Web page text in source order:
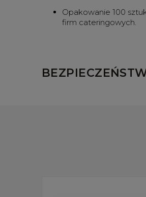
Opakowanie 100
firm cateringowych.